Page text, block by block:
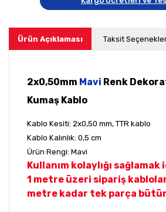
Ürün Açıklaması Taksit
2x0,50mm Mavi Renk
Kumaş Kablo
Kablo Kesiti: 2x0,50 mm, TTR kablo
Kablo Kalınlık: 0,5 cm
Ürün Rengi: Mavi
Kullanım kolaylığı sağlamak
1 metre üzeri sipariş
metre kadar tek parça